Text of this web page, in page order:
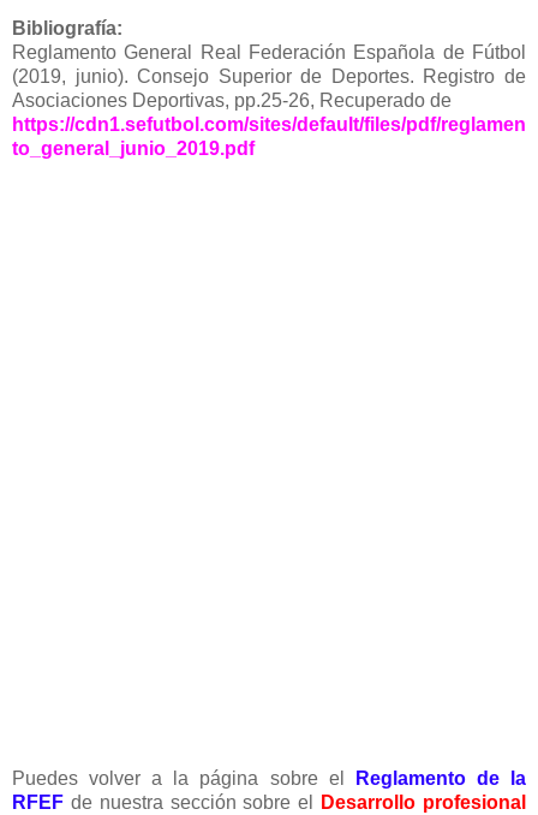
Bibliografía:
Reglamento General Real Federación Española de Fútbol
(2019, junio). Consejo Superior de Deportes. Registro de
Asociaciones Deportivas, pp.25-26, Recuperado de
https://cdn1.sefutbol.com/sites/default/files/pdf/reglamen
to_general_junio_2019.pdf
Puedes volver a la página sobre el
Reglamento de la
RFEF de nuestra sección sobre el Desarrollo profesional